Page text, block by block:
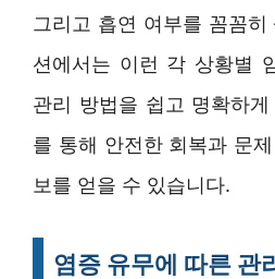
그리고 흡연 여부를 꼼꼼
션에서는 이런 각 상황별
관리 방법을 쉽고 명확하
를 통해 안전한 회복과 문
보를 얻을 수 있습니다.
염증 유무에 따른 관